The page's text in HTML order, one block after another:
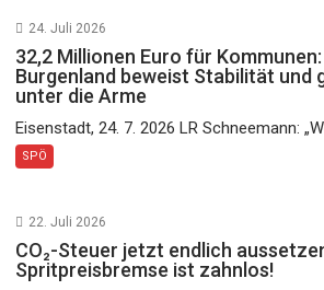
24. Juli 2026
32,2 Millionen Euro für Kommunen:
Burgenland beweist Stabilität und
unter die Arme
Eisenstadt, 24. 7. 2026 LR Schneemann:
SPÖ
22. Juli 2026
CO₂-Steuer jetzt endlich
Spritpreisbremse ist zahnlos!